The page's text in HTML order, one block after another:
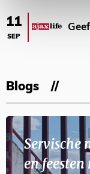
11
SEP
Blogs
Servische
en